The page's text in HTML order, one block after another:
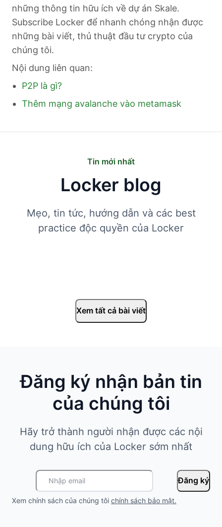
những thông tin hữu ích về dự án Skale.
Subscribe Locker để nhanh chóng nhận được
những bài viết, thủ thuật đầu tư crypto của
chúng tôi.
Nội dung liên quan:
P2P là gì?
Thêm mạng avalanche vào metamask
Tin mới nhất
Locker blog
Mẹo, tin tức, hướng dẫn và các best
practice độc quyền của Locker
Xem tất cả bài viết
Đăng ký nhận bản tin
của chúng tôi
Hãy trở thành người nhận được các nội
dung hữu ích của Locker sớm nhất
Đăng ký
Xem chính sách của chúng tôi chính sách bảo mật.